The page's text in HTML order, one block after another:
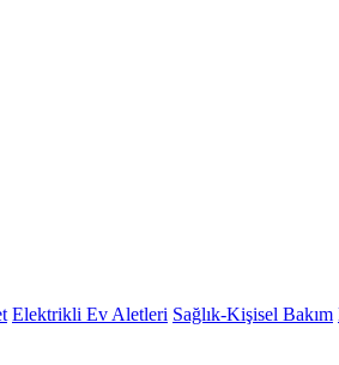
Elektrikli Ev Aletleri Sağlık-Kişisel Bakım